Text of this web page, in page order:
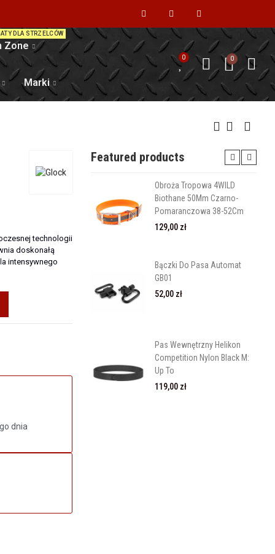
Zone
DLA STRZELCÓW
Marki
0 0
technologii
doskonałą
intensywnego
dnia
Featured products
Obroża Tropowa 4WILD
Biothane 50Mm Czarno-
Pomaranczowa 38-52Cm
129,00 zł
Bączki Do Pasa Automat
GB01
52,00 zł
Pas Wewnętrzny Helikon
Competition Nylon Black M:
Up To
119,00 zł